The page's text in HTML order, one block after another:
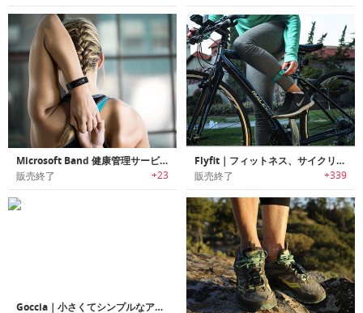
Microsoft Band 健康管理サービス付きスマートバンド
販売終了 +23
Flyfit｜フィットネス、サイクリング＆スイミングのための足首トラッカー
販売終了 +339
Goccia｜小さくてシンプルなアクティビティトラッカー